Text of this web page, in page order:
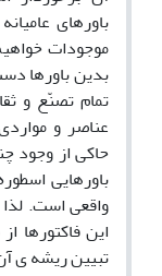
باورهای
موجودات
بدین باورها
تمام تصنّع و
عناصر و
حاکی از وجود
باورهایی
واقعی است.
این فاکتورها
تبیین ریشه ی